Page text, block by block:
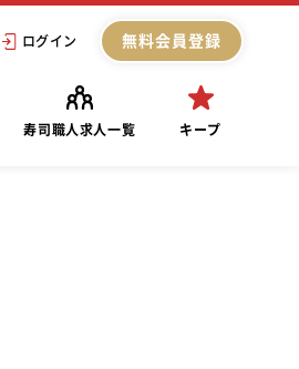
ログイン 無料会員登録
寿司職人求人一覧 キープ